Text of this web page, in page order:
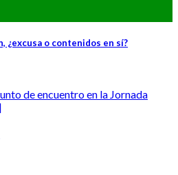
¿excusa o contenidos en sí?
de encuentro en la Jornada